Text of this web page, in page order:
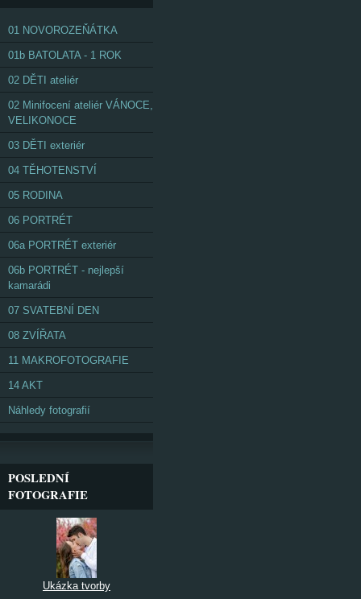
01 NOVOROZEŇÁTKA
01b BATOLATA - 1 ROK
02 DĚTI ateliér
02 Minifocení ateliér VÁNOCE,
VELIKONOCE
03 DĚTI exteriér
04 TĚHOTENSTVÍ
05 RODINA
06 PORTRÉT
06a PORTRÉT exteriér
06b PORTRÉT - nejlepší
kamarádi
07 SVATEBNÍ DEN
08 ZVÍŘATA
11 MAKROFOTOGRAFIE
14 AKT
Náhledy fotografií
POSLEDNÍ
FOTOGRAFIE
Ukázka tvorby